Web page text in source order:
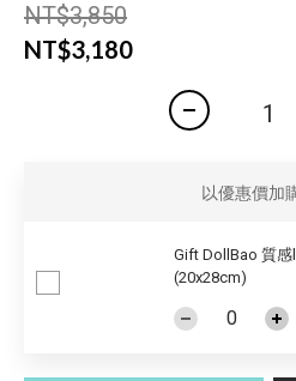
NT$3,850
NT$3,180
以優惠價加
Gift DollBao 質
(20x28cm)